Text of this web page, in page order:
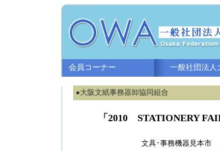
会員コーナー 一般社団法人
●大阪文紙事務器卸協同組合
「2010 STATIONERY
文具･事務機器見本市